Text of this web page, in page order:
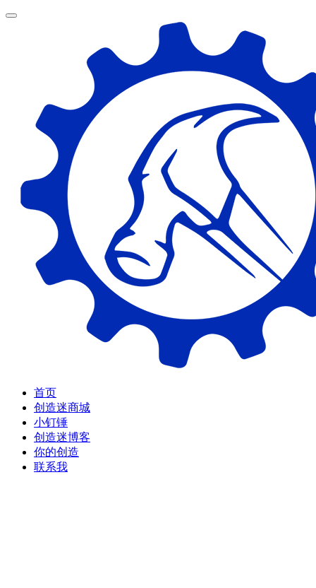
首页
创造迷商城
小钉锤
创造迷博客
你的创造
联系我